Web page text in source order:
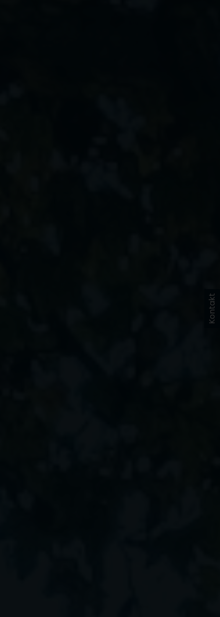
Kontakt